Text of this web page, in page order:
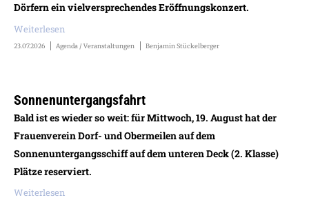
Dörfern ein vielversprechendes Eröffnungskonzert.
Weiterlesen
23.07.2026 Agenda / Veranstaltungen Benjamin Stückelberger
Sonnenuntergangsfahrt
Bald ist es wieder so weit: für Mittwoch, 19. August hat der
Frauenverein Dorf- und Obermeilen auf dem
Sonnenuntergangsschiff auf dem unteren Deck (2. Klasse)
Plätze reserviert.
Weiterlesen